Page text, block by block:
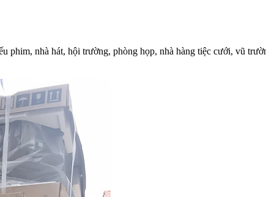
nhà hát, hội trường, phòng họp, nhà hàng tiệc cưới, vũ